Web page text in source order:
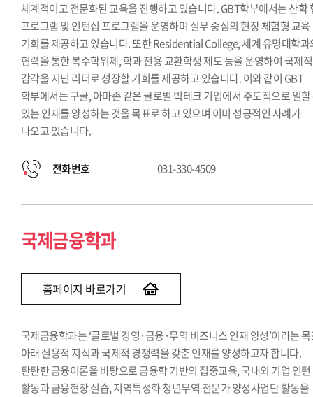
체계적이고 전문화된 교육을 진행하고 있습니다. GBT학부에서는 산학
프로그램 및 인턴십 프로그램을 운영하며 실무 중심의 현장 체험형 교육
기회를 제공하고 있습니다. 또한 Residential College, 세계 유명대학과
협력을 통한 복수학위제, 학과 전용 교환학생 제도 등을 운영하여 국제적
감각을 지닌 리더로 성장할 기회를 제공하고 있습니다. 이와 같이 GBT
학부에서는 구글, 아마존 같은 글로벌 빅테크 기업에서 주도적으로 일
있는 인재를 양성하는 것을 목표로 하고 있으며 이미 성공적인 사례가
나오고 있습니다.
전화번호 031-330-4509
국제금융학과
홈페이지 바로가기
국제금융학과는 ‘글로벌 경영·금융·무역 비즈니스 인재 양성’이라는
아래 실용적 지식과 국제적 경쟁력을 갖춘 인재를 양성하고자 합니다.
탄탄한 금융이론을 바탕으로 금융학 기반의 집중교육, 국내외 기업 인턴
활동과 금융현장 실습, 지역특성화 청년무역 전문가 양성사업단 활동을